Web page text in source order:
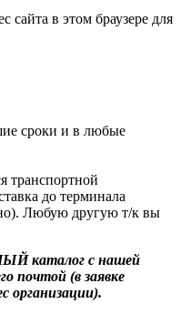
сайта в этом браузере для
сроки и в любые
транспортной
до терминала
Любую другую т/к вы
каталог с нашей
почтой (в заявке
организации).